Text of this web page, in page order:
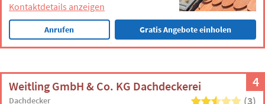
Kontaktdetails anzeigen
Anrufen Gratis Angebote einholen
4
Weitling GmbH & Co. KG Dachdeckerei
Dachdecker (3)